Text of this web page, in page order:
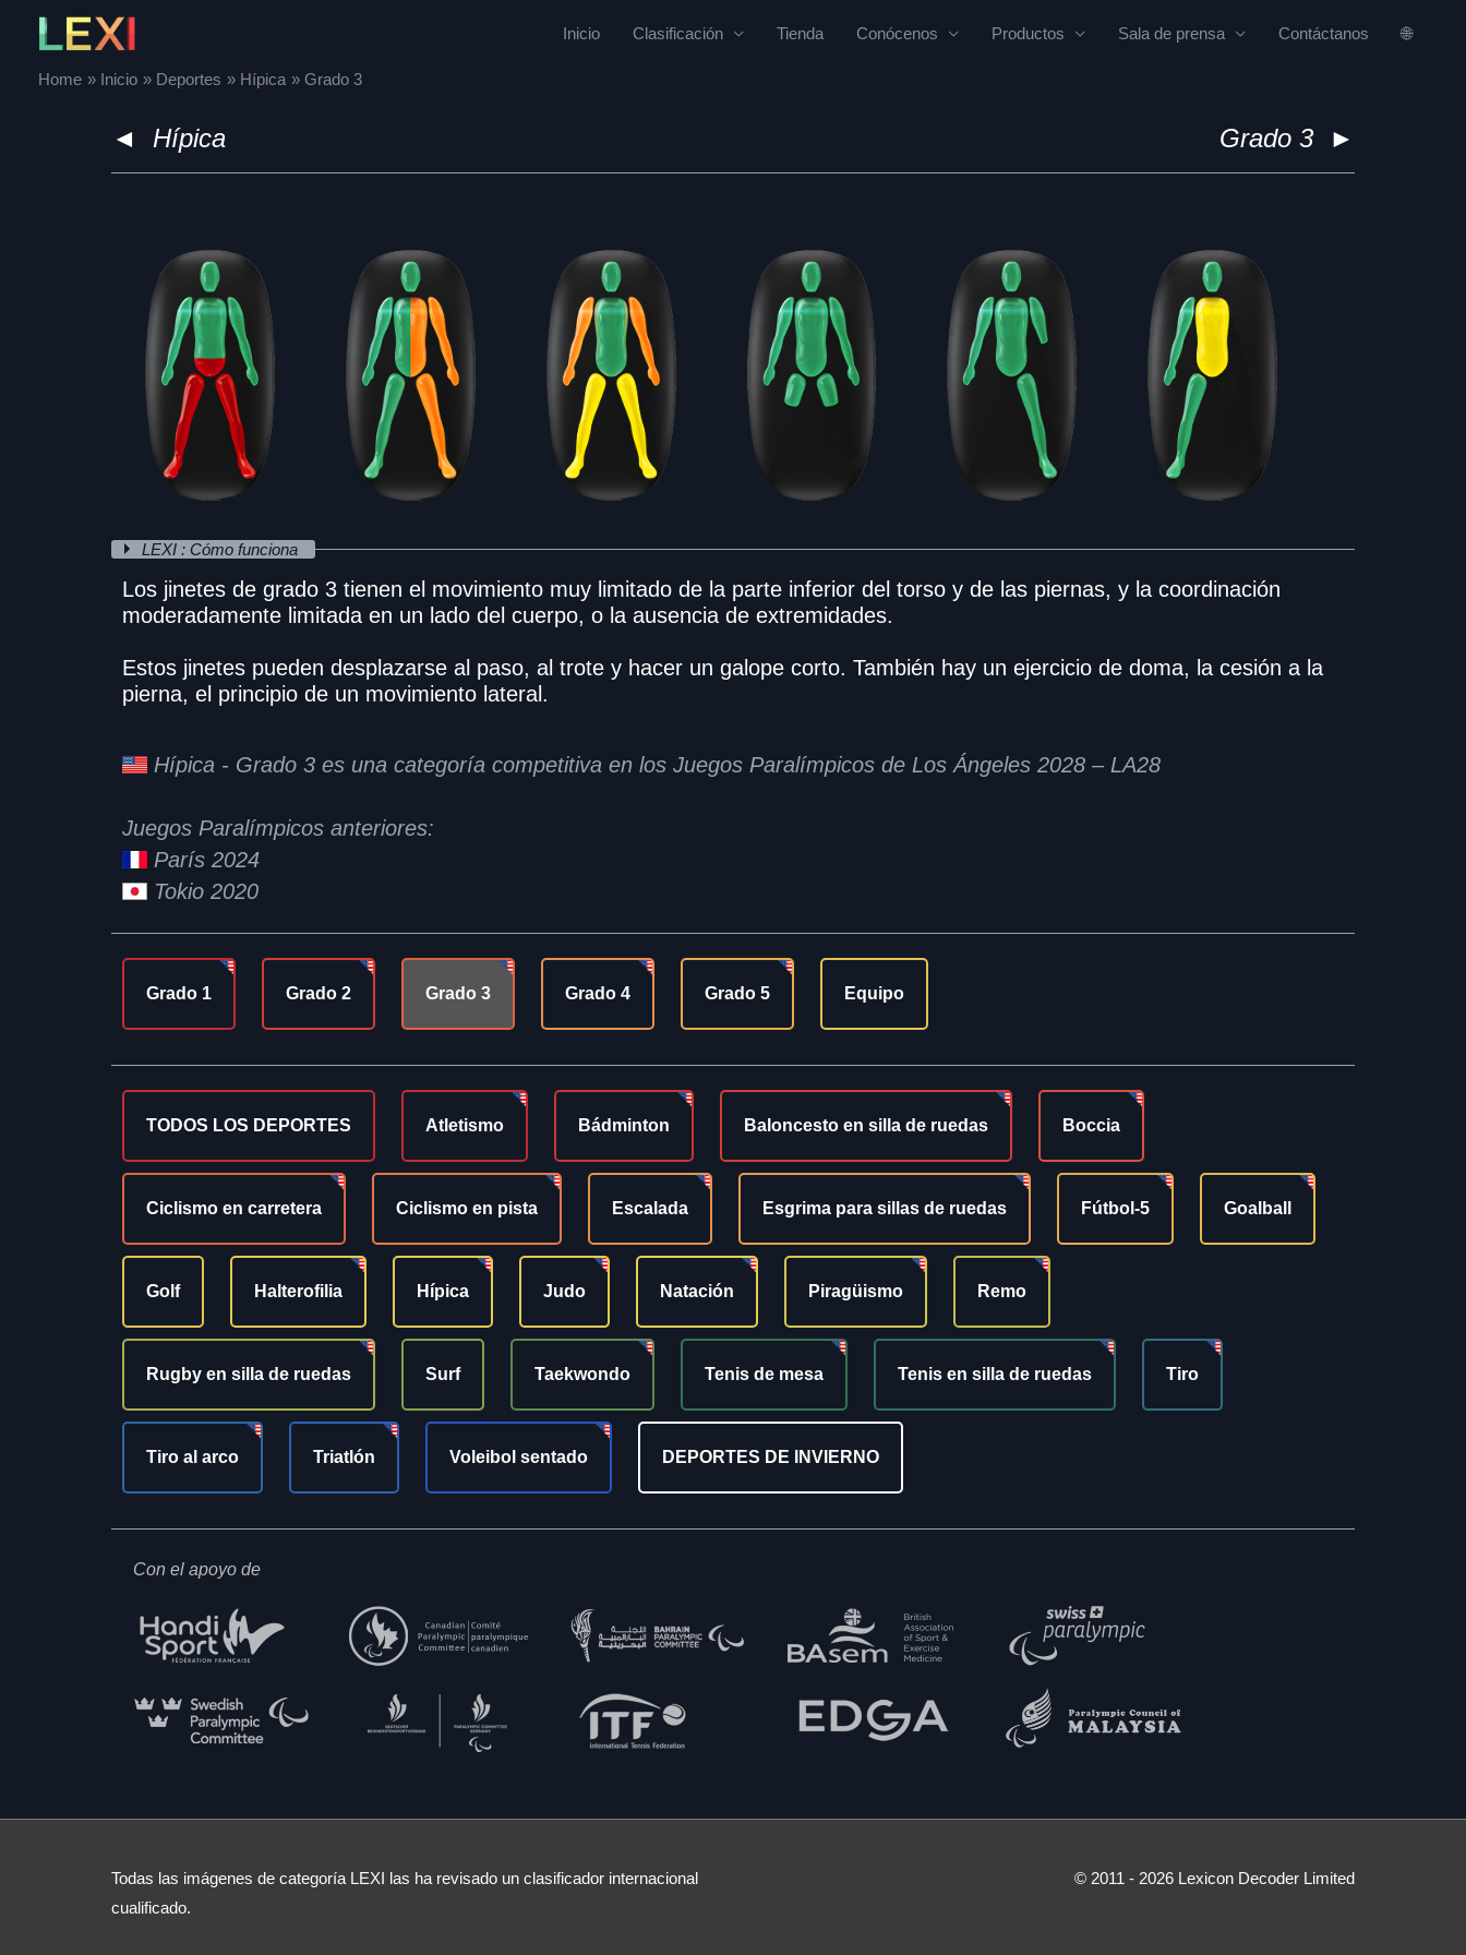
content
Inicio Clasificación Tienda Conócenos Productos Sala de prensa Contáctanos 🌐
Home Inicio Deportes Hípica Grado 3
◄ ►
Hípica Grado 3
LEXI : Cómo funciona
Los jinetes de grado 3 tienen el movimiento muy limitado de la parte inferior del torso y de las piernas, y la coordinación
moderadamente limitada en un lado del cuerpo, o la ausencia de extremidades.
Estos jinetes pueden desplazarse al paso, al trote y hacer un galope corto. También hay un ejercicio de doma, la cesión a la
pierna, el principio de un movimiento lateral.
Hípica - Grado 3 es una categoría competitiva en los Juegos Paralímpicos de Los Ángeles 2028 – LA28
Juegos Paralímpicos anteriores:
París 2024
Tokio 2020
Grado 1 Grado 2 Grado 3 Grado 4 Grado 5 Equipo
TODOS LOS DEPORTES Atletismo Bádminton Baloncesto en silla de ruedas Boccia
Ciclismo en carretera Ciclismo en pista Escalada Esgrima para sillas de ruedas Fútbol-5 Goalball
Golf Halterofilia Hípica Judo Natación Piragüismo Remo
Rugby en silla de ruedas Surf Taekwondo Tenis de mesa Tenis en silla de ruedas Tiro
Tiro al arco Triatlón Voleibol sentado DEPORTES DE INVIERNO
Con el apoyo de
Todas las imágenes de categoría LEXI las ha revisado un clasificador internacional
cualificado.
© 2011 - 2026 Lexicon Decoder Limited